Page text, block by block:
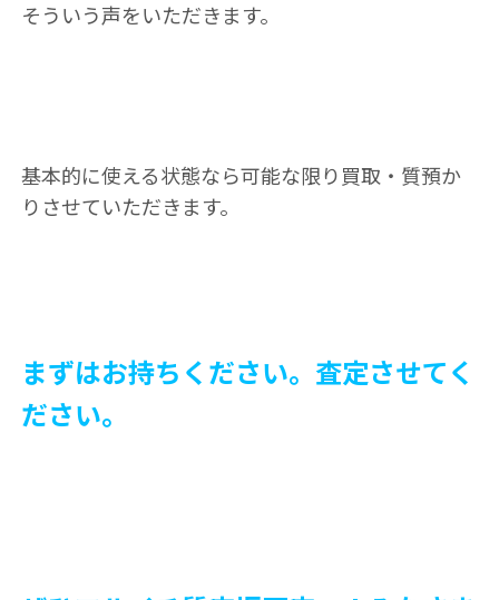
そういう声をいただきます。
基本的に使える状態なら可能な限り買取・質預か
りさせていただきます。
まずはお持ちください。査定させてく
ださい。